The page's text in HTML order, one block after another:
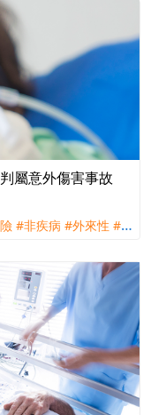
屬意外傷害事故
#非疾病 #外來性 #